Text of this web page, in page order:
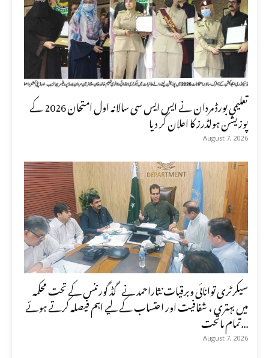
تعلیمی بورڈ مردان نے ایس ایس سی سالانہ اول امتحان 2026 کے
پوزیشن ہولڈرز کا اعلان کر دیا
August 7, 2026
سیکرٹری توانائی وبرقیات نثاراحمد نے گڈ گورننس کے تحت محکمہ
میں بہتری ، شفافیت اور احتساب کے لیے اہم فیصلہ کرتے ہوئے
تمام ماتحت...
August 7, 2026